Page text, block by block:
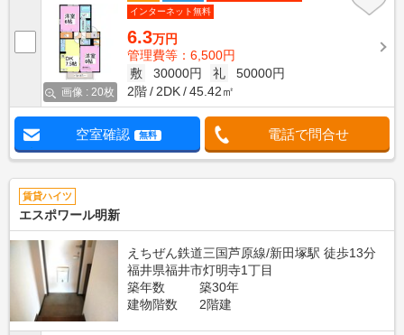
画像 : 20枚
インターネット無料
6.3万円
管理費等：6,500円
敷
30000円 礼
50000円
2階
2DK 45.42㎡
空室確認 無料 電話で問合せ
賃貸ハイツ
エスポワール明新
えちぜん鉄道三国芦原線/新田塚駅 徒歩13分
福井県福井市灯明寺1丁目
築年数
築30年
建物階数
2階建